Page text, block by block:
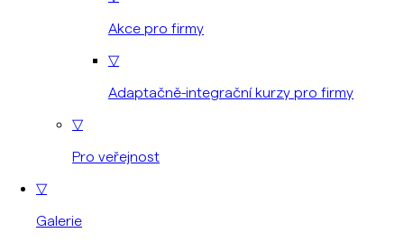
Akce pro firmy
▽
Adaptačně-integrační kurzy pro firmy
▽
Pro veřejnost
▽
Galerie